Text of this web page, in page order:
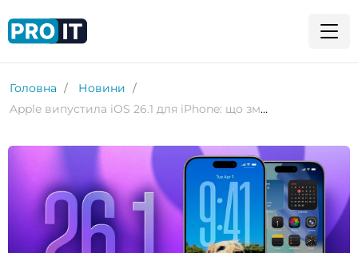
Головна
Новини
Apple випустила iOS 26.1 для iPhone: що змінилося